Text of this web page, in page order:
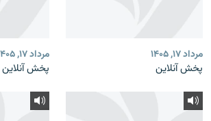
مرداد ۱۷, ۱۴۰۵
پخش آنلاین
مرداد ۱۷, ۱۴۰۵
پخش آنلاین